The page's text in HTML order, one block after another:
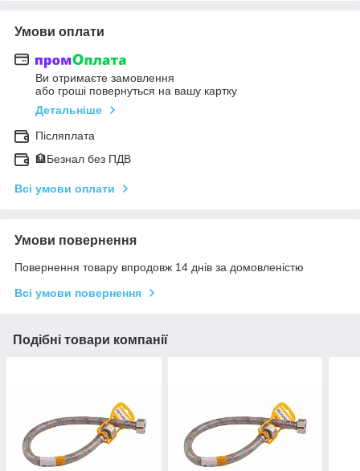
Умови оплати
Ви отримаєте замовлення
або гроші повернуться на вашу картку
Детальніше
Післяплата
🏦Безнал без ПДВ
Всі умови оплати
Умови повернення
Повернення товару впродовж 14 днів за домовленістю
Всі умови повернення
Подібні товари компанії